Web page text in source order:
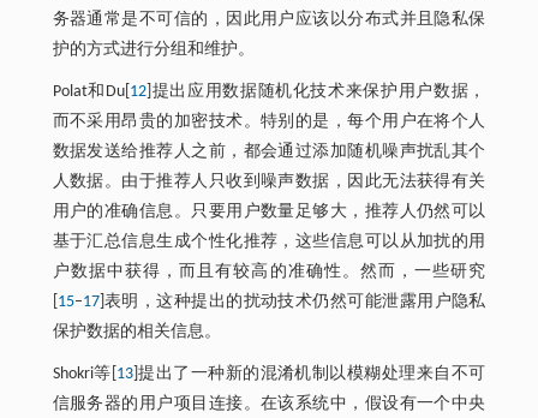
务器通常是不可信的，因此用户应该以分布式并且隐私保
护的方式进行分组和维护。
Polat和Du[ 12]提出应用数据随机化技术来保护用户数据，
而不采用昂贵的加密技术。特别的是，每个用户在将个人
数据发送给推荐人之前，都会通过添加随机噪声扰乱其个
人数据。由于推荐人只收到噪声数据，因此无法获得有关
用户的准确信息。只要用户数量足够大，推荐人仍然可以
基于汇总信息生成个性化推荐，这些信息可以从加扰的用
户数据中获得，而且有较高的准确性。然而，一些研究
15–17]表明，这种提出的扰动技术仍然可能泄露用户隐私
保护数据的相关信息。
Shokri等[ 13]提出了一种新的混淆机制以模糊处理来自不可
信服务器的用户项目连接。在该系统中，假设有一个中央